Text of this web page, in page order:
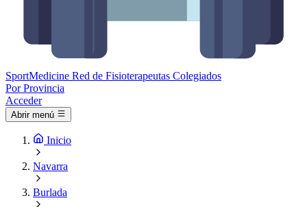
SportMedicine Red de Fisioterapeutas Colegiados
Por Provincia
Acceder
Abrir menú
Inicio
Navarra
Burlada